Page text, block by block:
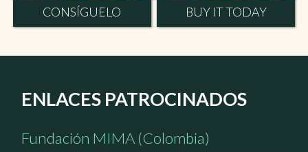
CONSÍGUELO BUY IT TODAY
ENLACES PATROCINADOS
Fundación MIMA (Colombia)